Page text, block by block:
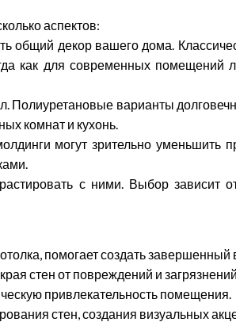
аспектов:
общий декор вашего дома.
как для современных помещений
варианты
комнат и кухонь.
могут зрительно уменьшить
с ними. Выбор зависит
помогает создать завершенный
стен от повреждений и
привлекательность помещения.
стен, создания визуальных